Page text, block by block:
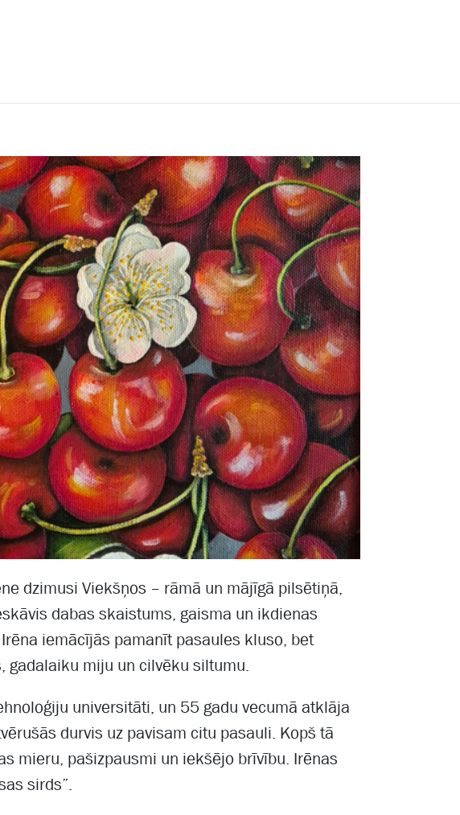
dzimusi Viekšņos – rāmā un mājīgā pilsētiņā,
dabas skaistums, gaisma un ikdienas
iemācījās pamanīt pasaules kluso, bet
gadalaiku miju un cilvēku siltumu.
universitāti, un 55 gadu vecumā atklāja
durvis uz pavisam citu pasauli. Kopš tā
mieru, pašizpausmi un iekšējo brīvību. Irēnas
sirds”.